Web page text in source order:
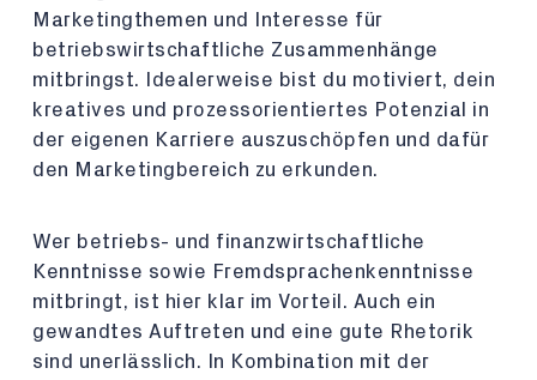
Marketingthemen und Interesse für
betriebswirtschaftliche Zusammenhänge
mitbringst. Idealerweise bist du motiviert, dein
kreatives und prozessorientiertes Potenzial in
der eigenen Karriere auszuschöpfen und dafür
den Marketingbereich zu erkunden.
Wer betriebs- und finanzwirtschaftliche
Kenntnisse sowie Fremdsprachenkenntnisse
mitbringt, ist hier klar im Vorteil. Auch ein
gewandtes Auftreten und eine gute Rhetorik
sind unerlässlich. In Kombination mit der